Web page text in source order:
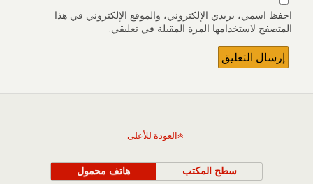
احفظ اسمي، بريدي الإلكتروني، والموقع الإلكتروني في هذا
المتصفح لاستخدامها المرة المقبلة في تعليقي.
العودة للأعلى
هاتف محمول سطح المكتب